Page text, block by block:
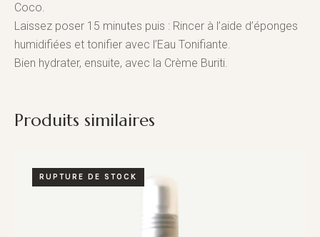
Coco.
Laissez poser 15 minutes puis : Rincer à l’aide d’éponges
humidifiées et tonifier avec l’Eau Tonifiante.
Bien hydrater, ensuite, avec la Crème Buriti.
Produits similaires
RUPTURE DE STOCK